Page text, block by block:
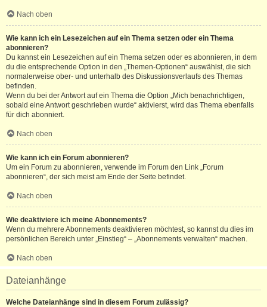
Nach oben
Wie kann ich ein Lesezeichen auf ein Thema setzen oder ein Thema
abonnieren?
Du kannst ein Lesezeichen auf ein Thema setzen oder es abonnieren, in dem
du die entsprechende Option in den „Themen-Optionen“ auswählst, die sich
normalerweise ober- und unterhalb des Diskussionsverlaufs des Themas
befinden.
Wenn du bei der Antwort auf ein Thema die Option „Mich benachrichtigen,
sobald eine Antwort geschrieben wurde“ aktivierst, wird das Thema ebenfalls
für dich abonniert.
Nach oben
Wie kann ich ein Forum abonnieren?
Um ein Forum zu abonnieren, verwende im Forum den Link „Forum
abonnieren“, der sich meist am Ende der Seite befindet.
Nach oben
Wie deaktiviere ich meine Abonnements?
Wenn du mehrere Abonnements deaktivieren möchtest, so kannst du dies im
persönlichen Bereich unter „Einstieg“ – „Abonnements verwalten“ machen.
Nach oben
Dateianhänge
Welche Dateianhänge sind in diesem Forum zulässig?